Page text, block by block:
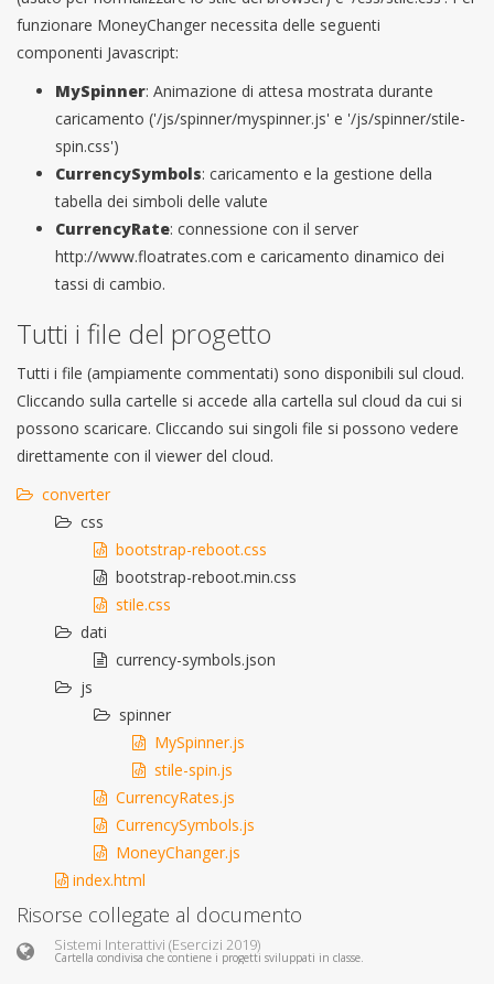
funzionare MoneyChanger necessita delle seguenti
componenti Javascript:
MySpinner: Animazione di attesa mostrata durante
caricamento ('/js/spinner/myspinner.js' e '/js/spinner/stile-
spin.css')
CurrencySymbols: caricamento e la gestione della
tabella dei simboli delle valute
CurrencyRate: connessione con il server
http://www.floatrates.com e caricamento dinamico dei
tassi di cambio.
Tutti i file del progetto
Tutti i file (ampiamente commentati) sono disponibili sul cloud.
Cliccando sulla cartelle si accede alla cartella sul cloud da cui si
possono scaricare. Cliccando sui singoli file si possono vedere
direttamente con il viewer del cloud.
converter
css
bootstrap-reboot.css
bootstrap-reboot.min.css
stile.css
dati
currency-symbols.json
js
spinner
MySpinner.js
stile-spin.js
CurrencyRates.js
CurrencySymbols.js
MoneyChanger.js
index.html
Risorse collegate al documento
Sistemi Interattivi (Esercizi 2019)
Cartella condivisa che contiene i progetti sviluppati in classe.